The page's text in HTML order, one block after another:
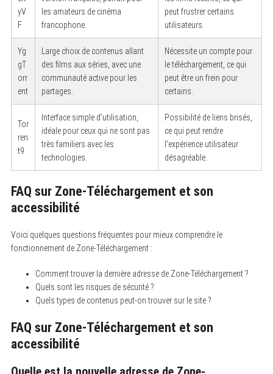
yV
F
les amateurs de cinéma
francophone.
peut frustrer certains
utilisateurs.
Yg
gT
orr
ent
Large choix de contenus allant
des films aux séries, avec une
communauté active pour les
partages.
Nécessite un compte pour
le téléchargement, ce qui
peut être un frein pour
certains.
Tor
ren
t9
Interface simple d’utilisation,
idéale pour ceux qui ne sont pas
très familiers avec les
technologies.
Possibilité de liens brisés,
ce qui peut rendre
l’expérience utilisateur
désagréable.
FAQ sur Zone-Téléchargement et son
accessibilité
Voici quelques questions fréquentes pour mieux comprendre le
fonctionnement de Zone-Téléchargement :
Comment trouver la dernière adresse de Zone-Téléchargement ?
Quels sont les risques de sécurité ?
Quels types de contenus peut-on trouver sur le site ?
FAQ sur Zone-Téléchargement et son
accessibilité
h
o
r